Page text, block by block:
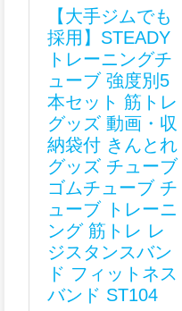
【大手ジムでも
採用】STEADY
トレーニングチ
ューブ 強度別5
本セット 筋トレ
グッズ 動画・収
納袋付 きんとれ
グッズ チューブ
ゴムチューブ チ
ューブ トレーニ
ング 筋トレ レ
ジスタンスバン
ド フィットネス
バンド ST104